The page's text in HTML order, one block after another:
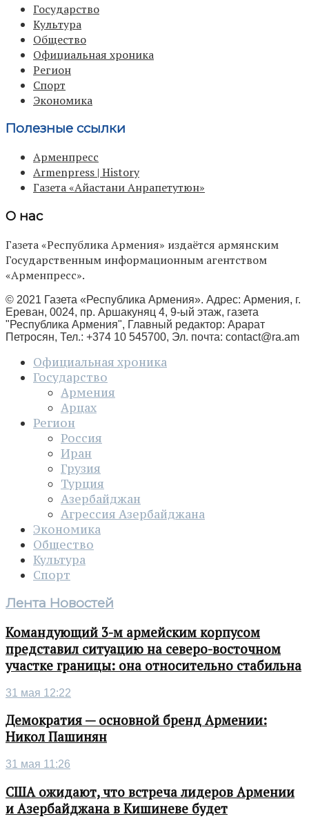
Государство
Культура
Общество
Официальная хроника
Регион
Спорт
Экономика
Полезные ссылки
Арменпресс
Armenpress | History
Газета «Айастани Анрапетутюн»
О нас
Газета «Республика Армения» издаётся армянским
Государственным информационным агентством
«Арменпресс».
© 2021 Газета «Республика Армения». Адрес: Армения, г.
Ереван, 0024, пр. Аршакуняц 4, 9-ый этаж, газета
"Республика Армения", Главный редактор: Арарат
Петросян, Тел.: +374 10 545700, Эл. почта: contact@ra.am
Официальная хроника
Государство
Армения
Арцах
Регион
Россия
Иран
Грузия
Турция
Азербайджан
Агрессия Азербайджана
Экономика
Общество
Культура
Спорт
Лента Новостей
Командующий 3-м армейским корпусом
представил ситуацию на северо-восточном
участке границы: она относительно стабильна
31 мая 12:22
Демократия — основной бренд Армении:
Никол Пашинян
31 мая 11:26
США ожидают, что встреча лидеров Армении
и Азербайджана в Кишиневе будет